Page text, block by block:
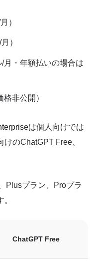
）
）
/月・年額払いの場合は
格非公開）
は個人向けでは
のChatGPT Free、
Plusプラン、Proプラ
ChatGPT Free